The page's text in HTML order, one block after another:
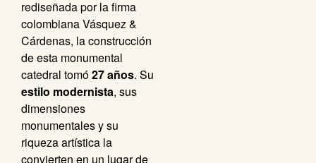
rediseñada por la firma
colombiana Vásquez &
Cárdenas, la construcción
de esta monumental
catedral tomó27 años. Su
estilo modernista, sus
dimensiones
monumentales y su
riqueza artística la
convierten en un lugar de